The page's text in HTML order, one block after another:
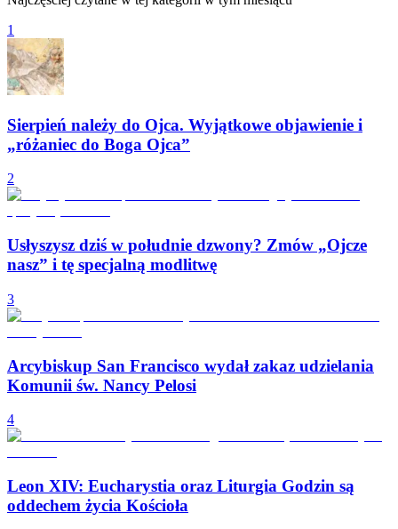
1
Sierpień należy do Ojca. Wyjątkowe objawienie i
„różaniec do Boga Ojca”
2
Usłyszysz dziś w południe dzwony? Zmów „Ojcze
nasz” i tę specjalną modlitwę
3
Arcybiskup San Francisco wydał zakaz udzielania
Komunii św. Nancy Pelosi
4
Leon XIV: Eucharystia oraz Liturgia Godzin są
oddechem życia Kościoła